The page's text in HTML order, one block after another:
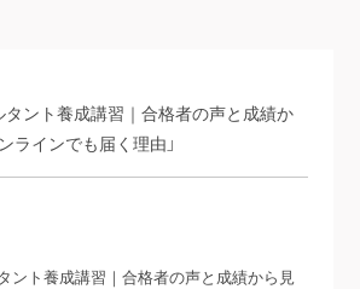
ント養成講習｜合格者の声と成績か
ラインでも届く理由」
ント養成講習｜合格者の声と成績から見